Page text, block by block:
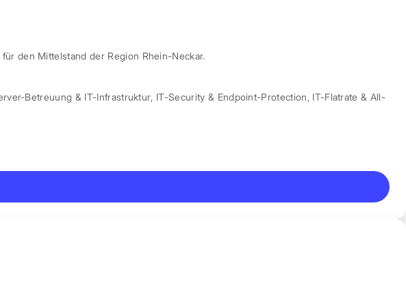
den Mittelstand der Region Rhein-Neckar.
Betreuung & IT-Infrastruktur, IT-Security & Endpoint-Protection, IT-Flatrate & All-